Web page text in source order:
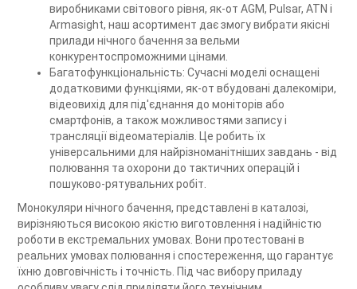
виробниками світового рівня, як-от AGM, Pulsar, ATN і
Armasight, наш асортимент дає змогу вибрати якісні
прилади нічного бачення за вельми
конкурентоспроможними цінами.
Багатофункціональність: Сучасні моделі оснащені
додатковими функціями, як-от вбудовані далекоміри,
відеовихід для під'єднання до моніторів або
смартфонів, а також можливостями запису і
трансляції відеоматеріалів. Це робить їх
універсальними для найрізноманітніших завдань - від
полювання та охорони до тактичних операцій і
пошуково-рятувальних робіт.
Монокуляри нічного бачення, представлені в каталозі,
вирізняються високою якістю виготовлення і надійністю
роботи в екстремальних умовах. Вони протестовані в
реальних умовах полювання і спостереження, що гарантує
їхню довговічність і точність. Під час вибору приладу